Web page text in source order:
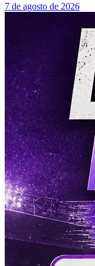
7 de agosto de 2026